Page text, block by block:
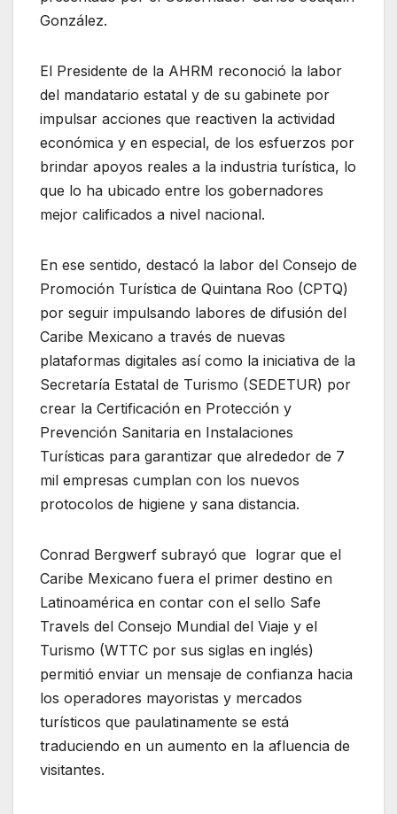
González.
El Presidente de la AHRM reconoció la labor
del mandatario estatal y de su gabinete por
impulsar acciones que reactiven la actividad
económica y en especial, de los esfuerzos por
brindar apoyos reales a la industria turística, lo
que lo ha ubicado entre los gobernadores
mejor calificados a nivel nacional.
En ese sentido, destacó la labor del Consejo de
Promoción Turística de Quintana Roo (CPTQ)
por seguir impulsando labores de difusión del
Caribe Mexicano a través de nuevas
plataformas digitales así como la iniciativa de la
Secretaría Estatal de Turismo (SEDETUR) por
crear la Certificación en Protección y
Prevención Sanitaria en Instalaciones
Turísticas para garantizar que alrededor de 7
mil empresas cumplan con los nuevos
protocolos de higiene y sana distancia.
Conrad Bergwerf subrayó que lograr que el
Caribe Mexicano fuera el primer destino en
Latinoamérica en contar con el sello Safe
Travels del Consejo Mundial del Viaje y el
Turismo (WTTC por sus siglas en inglés)
permitió enviar un mensaje de confianza hacia
los operadores mayoristas y mercados
turísticos que paulatinamente se está
traduciendo en un aumento en la afluencia de
visitantes.